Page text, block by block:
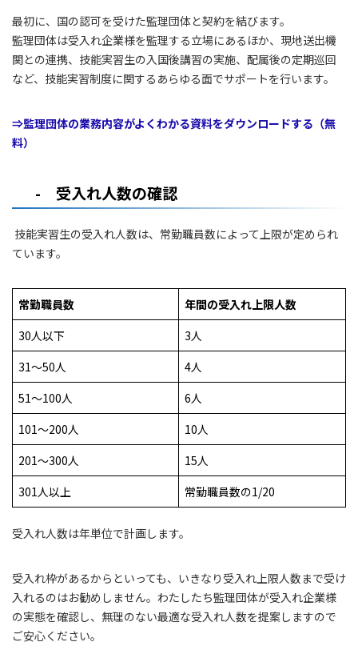
最初に、国の認可を受けた監理団体と契約を結びます。
監理団体は受入れ企業様を監理する立場にあるほか、現地送出機
関との連携、技能実習生の入国後講習の実施、配属後の定期巡回
など、技能実習制度に関するあらゆる面でサポートを行います。
⇒監理団体の業務内容がよくわかる資料をダウンロードする（無
料）
- 受入れ人数の確認
技能実習生の受入れ人数は、常勤職員数によって上限が定められ
ています。
常勤職員数
年間の受入れ上限人数
30人以下
3人
31〜50人
4人
51〜100人
6人
101〜200人
10人
201〜300人
15人
301人以上
常勤職員数の1/20
受入れ人数は年単位で計画します。
受入れ枠があるからといっても、いきなり受入れ上限人数まで受け
入れるのはお勧めしません。わたしたち監理団体が受入れ企業様
の実態を確認し、無理のない最適な受入れ人数を提案しますので
ご安心ください。